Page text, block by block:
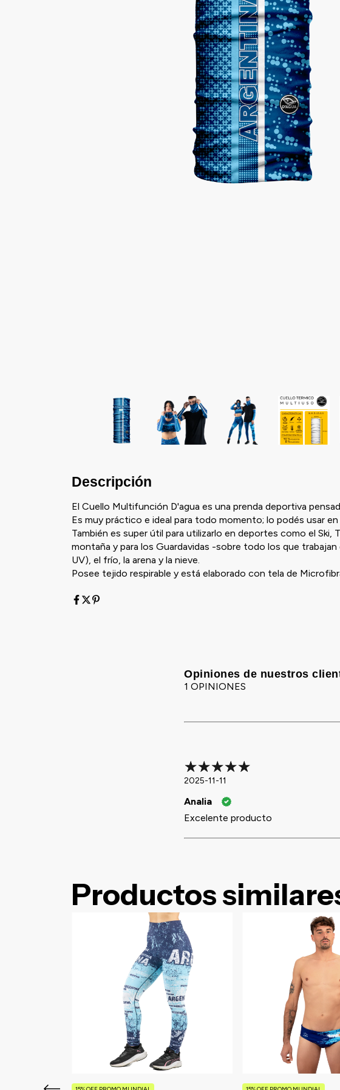
Descripción
El Cuello Multifunción D'agua es una prenda deportiva
Es muy práctico e ideal para todo momento; lo podés usar
También es super útil para utilizarlo en deportes como el Ski,
montaña y para los Guardavidas -sobre todo los que
UV), el frío, la arena y la nieve.
Posee tejido respirable y está elaborado con tela de
Opiniones de nuestros
1 OPINIONES
2025-11-11
Analia
Excelente producto
Productos